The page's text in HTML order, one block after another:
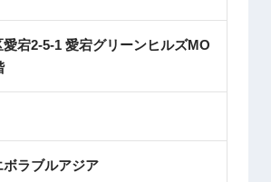
愛宕2-5-1 愛宕グリーンヒルズMO
ボラブルアジア